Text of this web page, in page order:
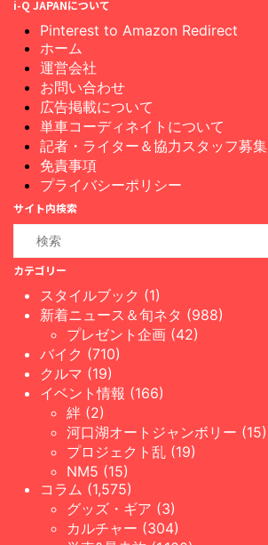
i-Q JAPANについて
Pinterest to Amazon Redirect
ホーム
運営会社
お問い合わせ
広告掲載について
単車コーディネイトについて
記者・ライター＆協力スタッフ募集
免責事項
プライバシーポリシー
サイト内検索
カテゴリー
スタイルブック (1)
新着ニュース＆旬ネタ (988)
プレゼント企画 (42)
バイク (710)
クルマ (19)
イベント情報 (166)
絆 (2)
河口湖オートジャンボリー (15)
プロジェクト乱 (19)
NM5 (15)
コラム (1,575)
グッズ・ギア (3)
カルチャー (304)